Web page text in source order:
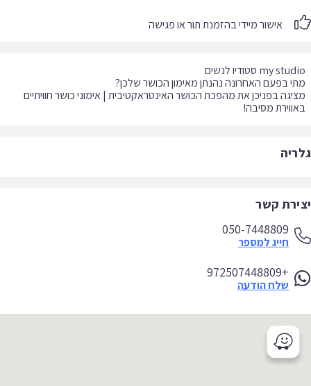
אישור מיידי בהזמנת תור או פגישה
בפניכן את מהפכת הכושר האינטראקטיבית | אימוני כושר חוויתיים
מסיבה!
קשר
050-7448809
חייג למספר
+972507448809
שלח הודעה